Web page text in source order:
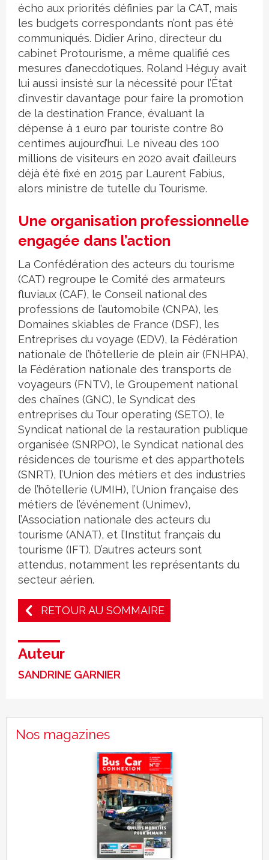
écho aux priorités définies par la CAT, mais
les budgets correspondants n’ont pas été
communiqués. Didier Arino, directeur du
cabinet Protourisme, a même qualifié ces
mesures d’anecdotiques. Roland Héguy avait
lui aussi insisté sur la nécessité pour l’État
d’investir davantage pour faire la promotion
de la destination France, évaluant la
dépense à 1 euro par touriste contre 80
centimes aujourd’hui. Le niveau des 100
millions de visiteurs en 2020 avait d’ailleurs
déjà été fixé en 2015 par Laurent Fabius,
alors ministre de tutelle du Tourisme.
Une organisation professionnelle
engagée dans l’action
La Confédération des acteurs du tourisme
(CAT) regroupe le Comité des armateurs
fluviaux (CAF), le Conseil national des
professions de l’automobile (CNPA), les
Domaines skiables de France (DSF), les
Entreprises du voyage (EDV), la Fédération
nationale de l’hôtellerie de plein air (FNHPA),
la Fédération nationale des transports de
voyageurs (FNTV), le Groupement national
des chaînes (GNC), le Syndicat des
entreprises du Tour operating (SETO), le
Syndicat national de la restauration publique
organisée (SNRPO), le Syndicat national des
résidences de tourisme et des apparthotels
(SNRT), l’Union des métiers et des industries
de l’hôtellerie (UMIH), l’Union française des
métiers de l’événement (Unimev),
l’Association nationale des acteurs du
tourisme (ANAT), et l’Institut français du
tourisme (IFT). D’autres acteurs sont
attendus, notamment les représentants du
secteur aérien.
RETOUR AU SOMMAIRE
Auteur
SANDRINE GARNIER
Nos magazines